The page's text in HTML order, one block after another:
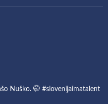
Nuško. 🤭 #slovenijaimatalent